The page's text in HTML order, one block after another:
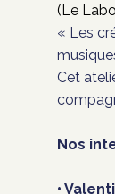
(Le
« Les
Cet
Nos
•